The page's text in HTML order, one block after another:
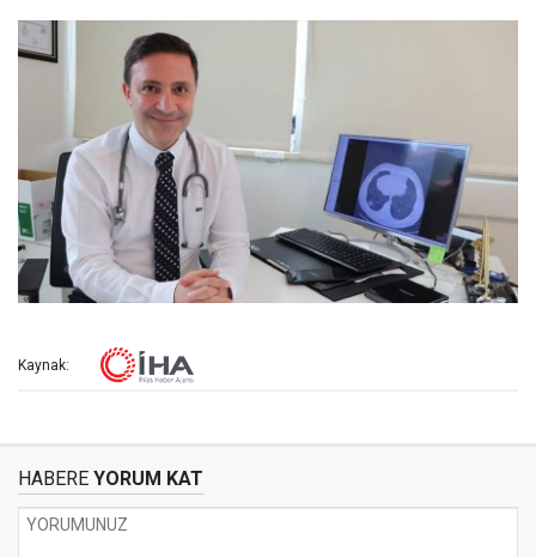
Kaynak:
HABERE YORUM KAT